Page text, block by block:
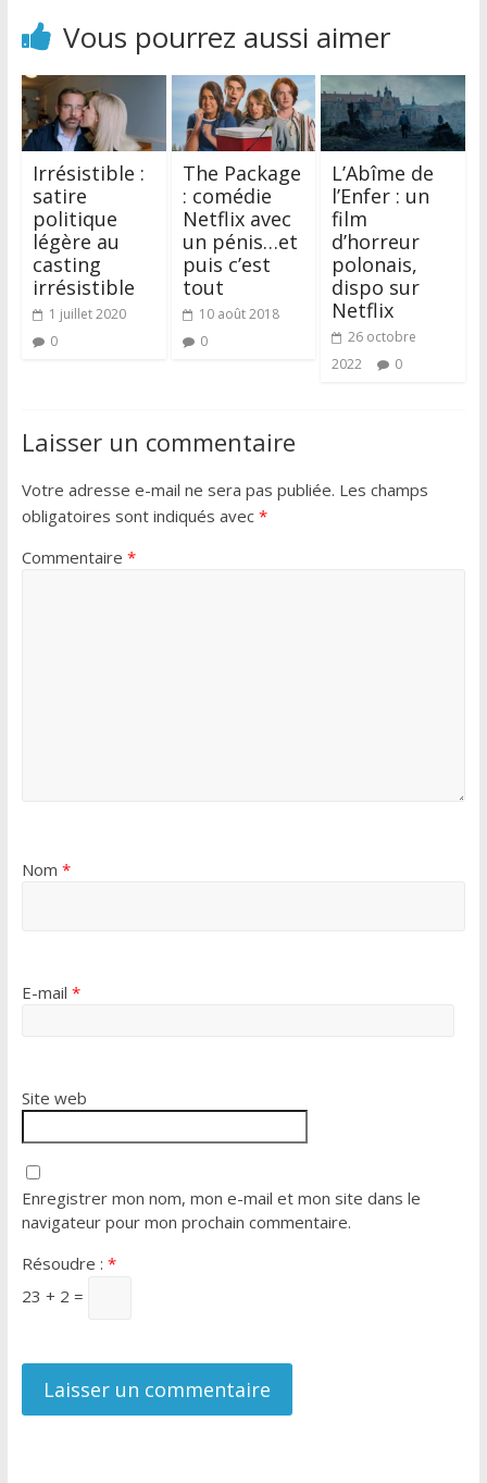
Vous pourrez aussi aimer
Irrésistible :
satire
politique
légère au
casting
irrésistible
1 juillet 2020
0
The Package
: comédie
Netflix avec
un pénis…et
puis c’est
tout
10 août 2018
0
L’Abîme de
l’Enfer : un
film
d’horreur
polonais,
dispo sur
Netflix
26 octobre
2022
0
Laisser un commentaire
Votre adresse e-mail ne sera pas publiée. Les champs
obligatoires sont indiqués avec *
Commentaire *
Nom *
E-mail *
Site web
Enregistrer mon nom, mon e-mail et mon site dans le
navigateur pour mon prochain commentaire.
Résoudre : *
23 + 2 =